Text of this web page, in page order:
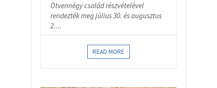
Ötvennégy család részvételével
rendezték meg július 30. és augusztus
2....
READ MORE